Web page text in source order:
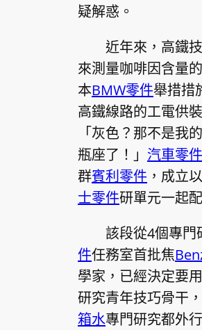
疑解惑。
近年來，高鐵
來測量咖啡因含量
本BMW零件舉措措
高鐵線路的工電供
「灰色？那不是我
瓶座了！」 汽車零
群賓利零件 ，成立
士零件研單元一起
該段從4個專門
件任務室首批焦
學家，已經決定要
研究青年技巧骨干
箱水專門研究都外